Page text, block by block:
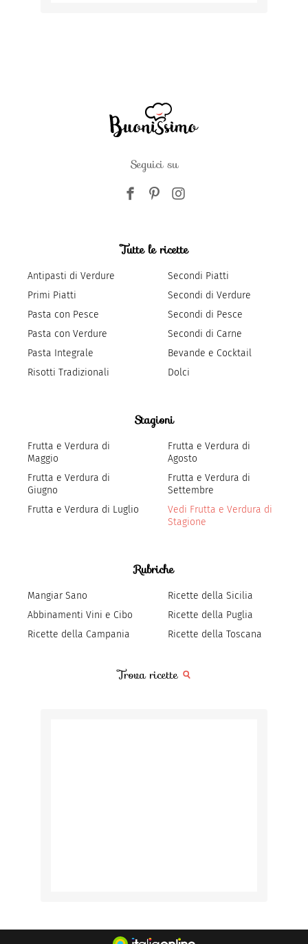
Seguici su
Tutte le ricette
Antipasti di Verdure
Primi Piatti
Pasta con Pesce
Pasta con Verdure
Pasta Integrale
Risotti Tradizionali
Secondi Piatti
Secondi di Verdure
Secondi di Pesce
Secondi di Carne
Bevande e Cocktail
Dolci
Stagioni
Frutta e Verdura di
Maggio
Frutta e Verdura di
Giugno
Frutta e Verdura di Luglio
Frutta e Verdura di
Agosto
Frutta e Verdura di
Settembre
Vedi Frutta e Verdura di
Stagione
Rubriche
Mangiar Sano
Abbinamenti Vini e Cibo
Ricette della Campania
Ricette della Sicilia
Ricette della Puglia
Ricette della Toscana
Trova ricette